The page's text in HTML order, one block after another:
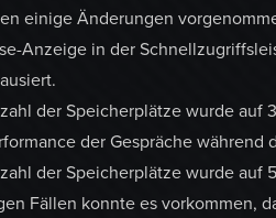
einige Änderungen
Anzeige in der
der Speicherplätze wurde auf
der Gespräche
der Speicherplätze wurde auf
Fällen konnte es vorkommen,